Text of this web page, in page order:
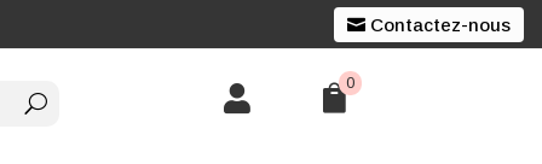
Contactez-nous
 0